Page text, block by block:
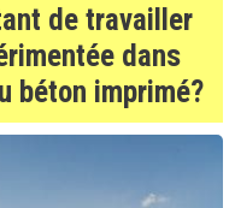
de travailler
dans
béton imprimé?